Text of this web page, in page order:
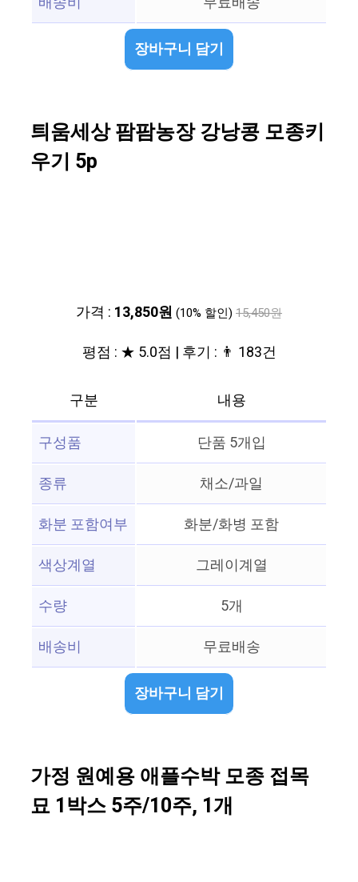
장바구니 담기
틔움세상 팜팜농장 강낭콩 모종키
우기 5p
가격 : 13,850원 (10% 할인) 15,450원
평점 : ★ 5.0점 | 후기 : 👨‍‍ 183건
구분
내용
구성품
단품 5개입
종류
채소/과일
화분 포함여부
화분/화병 포함
색상계열
그레이계열
수량
5개
배송비
무료배송
장바구니 담기
가정 원예용 애플수박 모종 접목
묘 1박스 5주/10주, 1개